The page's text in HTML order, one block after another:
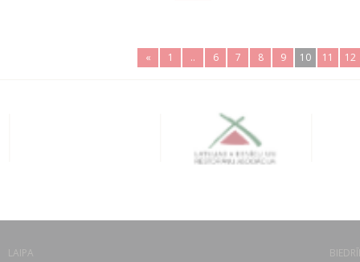
« 1 .. 6 7 8 9 10 11 12
LAIPA